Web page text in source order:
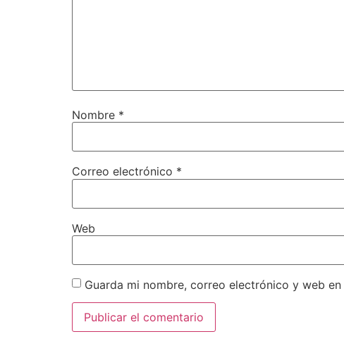
Nombre *
Correo electrónico *
Web
Guarda mi nombre, correo electrónico y web